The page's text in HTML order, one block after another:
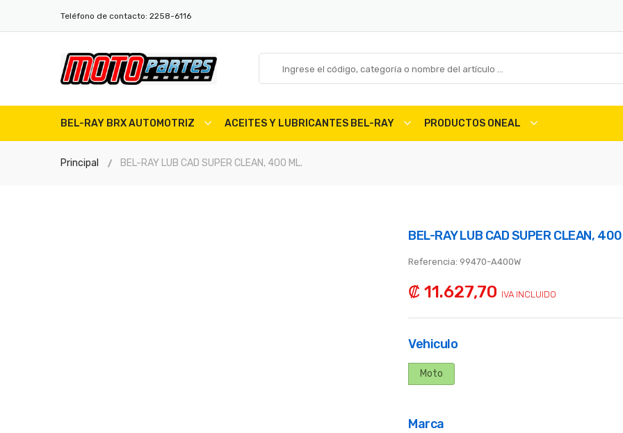
Teléfono de contacto: 2258-6116
BEL-RAY BRX AUTOMOTRIZ ACEITES Y LUBRICANTES BEL-RAY PRODUCTOS ONEAL
Principal BEL-RAY LUB CAD SUPER CLEAN, 400 ML.
BEL-RAY LUB CAD SUPER CLEAN,
Referencia: 99470-A400W
₡ 11.627,70 IVA INCLUIDO
Vehiculo
Moto
Marca